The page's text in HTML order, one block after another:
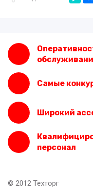
Самые
Широкий
персонал
© 2012 Техторг